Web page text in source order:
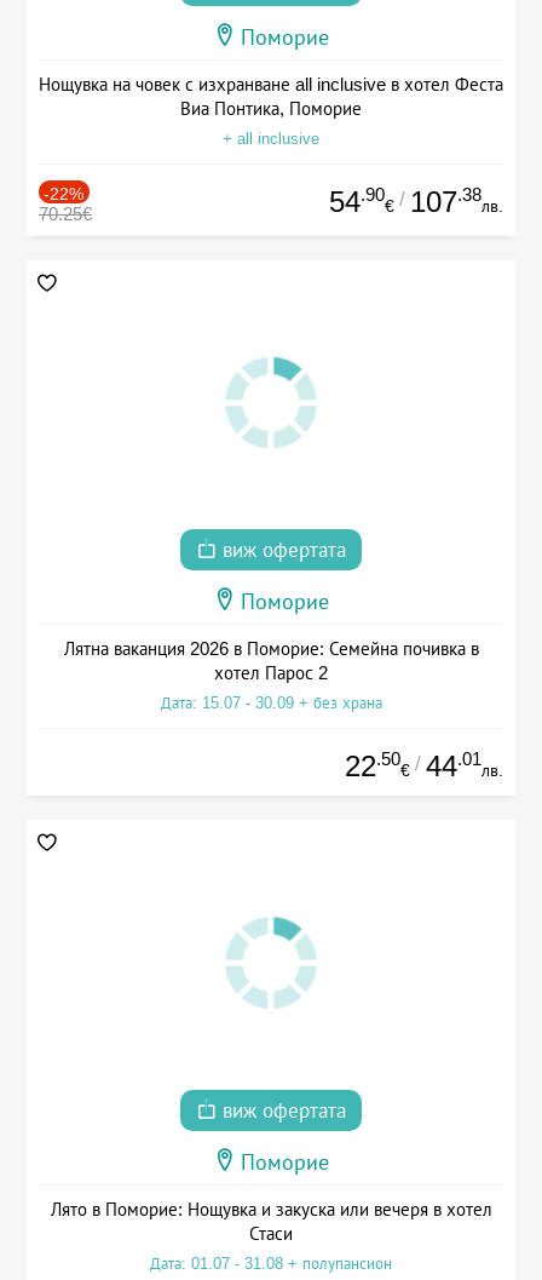
Поморие
Нощувка на човек с изхранване all inclusive в хотел Феста
Виа Понтика, Поморие
+ all inclusive
-22%
70.25€ 54.90
€ / 107.38
лв.
виж офертата
Поморие
Лятна ваканция 2026 в Поморие: Семейна почивка в
хотел Парос 2
Дата: 15.07 - 30.09 + без храна
22.50
€ / 44.01
лв.
виж офертата
Поморие
Лято в Поморие: Нощувка и закуска или вечеря в хотел
Стаси
Дата: 01.07 - 31.08 + полупансион